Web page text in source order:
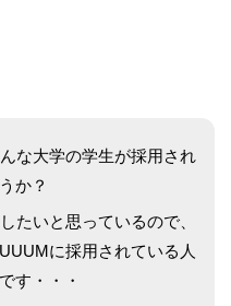
な大学の学生が採用され
か？
たいと思っているので、
に採用されている人
す・・・